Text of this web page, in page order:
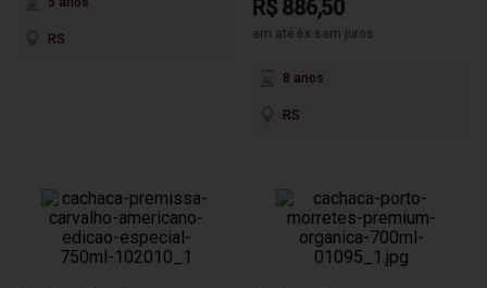
RS
R$ 886,50
em até 6x sem juros
8 anos
RS